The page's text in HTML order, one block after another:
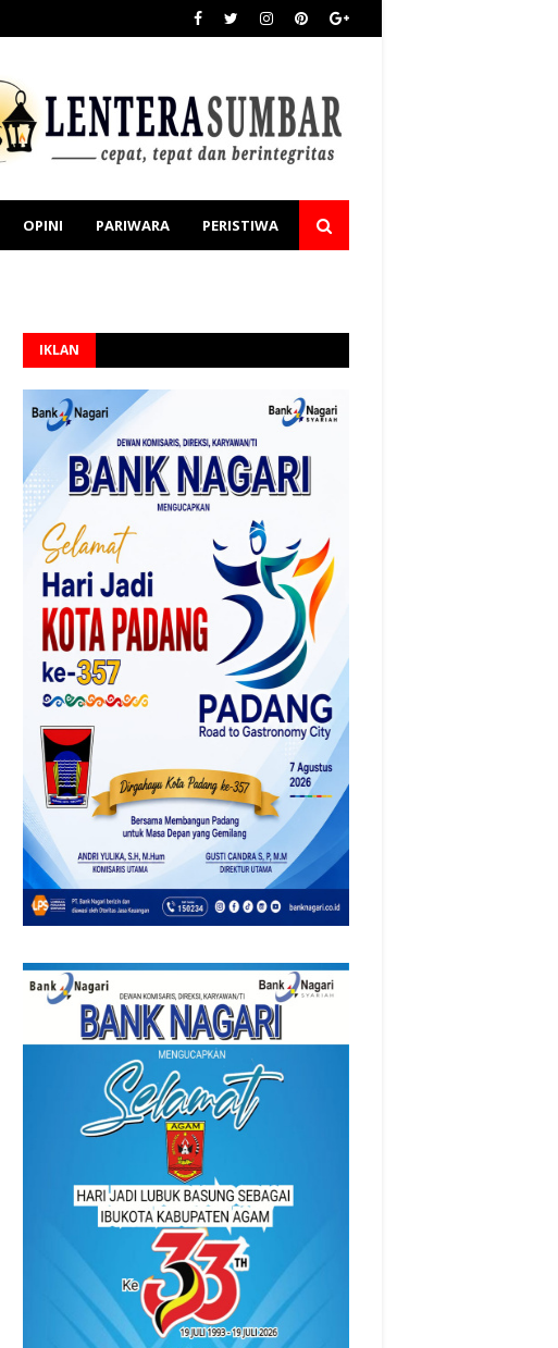
OPINI PARIWARA PERISTIWA
IKLAN